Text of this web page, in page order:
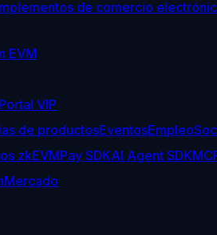
de comercio
EVM
Portal VIP
de productosEventosEmpleo
zkEVMPay SDKAI Agent SDK
Mercado